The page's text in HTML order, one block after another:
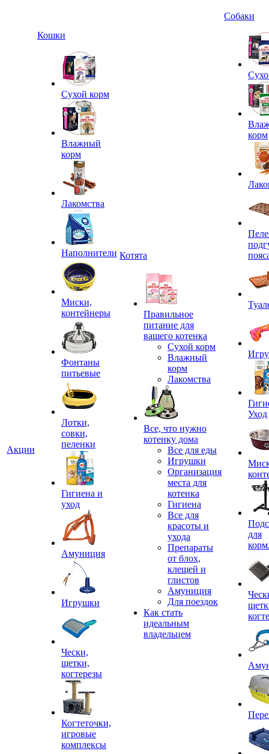
Акции
Кошки
Сухой корм
Влажный
корм
Лакомства
Наполнители
Миски,
контейнеры
Фонтаны
питьевые
Лотки,
совки,
пеленки
Гигиена и
уход
Амуниция
Игрушки
Чески,
щетки,
когтерезы
Когтеточки,
игровые
комплексы
Котята
Правильное
питание для
вашего котенка
Сухой корм
Влажный
корм
Лакомства
Все, что нужно
котенку дома
Все для еды
Игрушки
Организация
места для
котенка
Гигиена
Все для
красоты и
ухода
Препараты
от блох,
клещей и
глистов
Амуниция
Для поездок
Как стать
идеальным
владельцем
Собаки
корм
Уход
для